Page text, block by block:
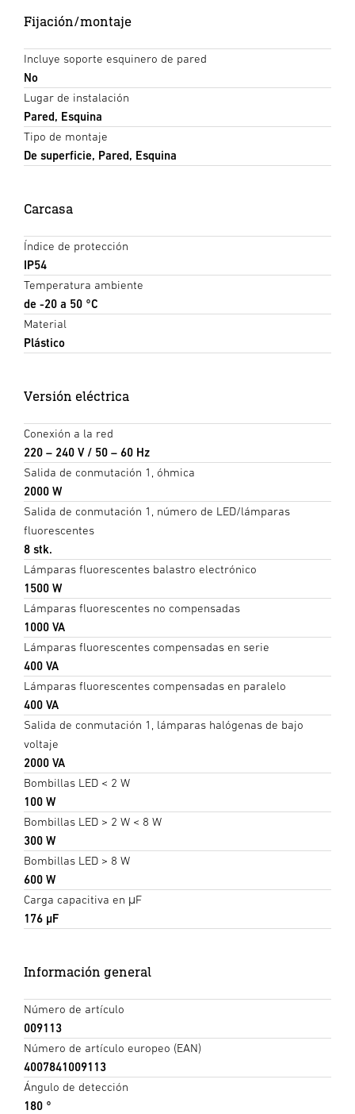
Fijación/montaje
Incluye soporte esquinero de pared
No
Lugar de instalación
Pared, Esquina
Tipo de montaje
De superficie, Pared, Esquina
Carcasa
Índice de protección
IP54
Temperatura ambiente
de -20 a 50 °C
Material
Plástico
Versión eléctrica
Conexión a la red
220 – 240 V / 50 – 60 Hz
Salida de conmutación 1, óhmica
2000 W
Salida de conmutación 1, número de LED/lámparas
fluorescentes
8 stk.
Lámparas fluorescentes balastro electrónico
1500 W
Lámparas fluorescentes no compensadas
1000 VA
Lámparas fluorescentes compensadas en serie
400 VA
Lámparas fluorescentes compensadas en paralelo
400 VA
Salida de conmutación 1, lámparas halógenas de bajo
voltaje
2000 VA
Bombillas LED < 2 W
100 W
Bombillas LED > 2 W < 8 W
300 W
Bombillas LED > 8 W
600 W
Carga capacitiva en μF
176 µF
Información general
Número de artículo
009113
Número de artículo europeo (EAN)
4007841009113
Ángulo de detección
180 °